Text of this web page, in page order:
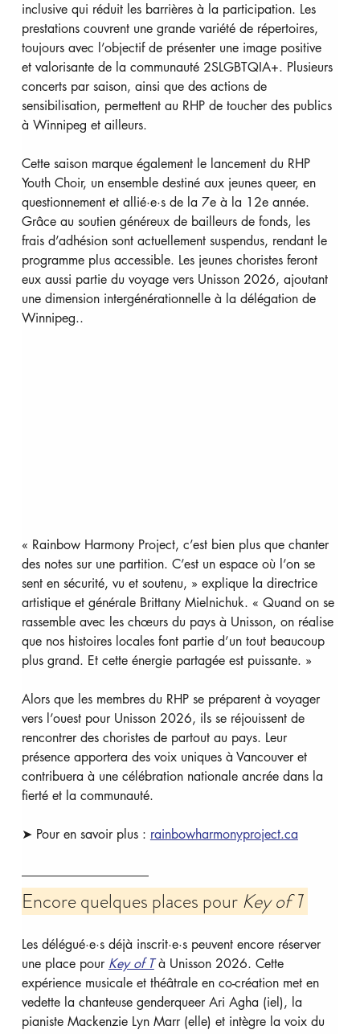
inclusive qui réduit les barrières à la participation. Les
prestations couvrent une grande variété de répertoires,
toujours avec l’objectif de présenter une image positive
et valorisante de la communauté 2SLGBTQIA+. Plusieurs
concerts par saison, ainsi que des actions de
sensibilisation, permettent au RHP de toucher des publics
à Winnipeg et ailleurs.
Cette saison marque également le lancement du RHP
Youth Choir, un ensemble destiné aux jeunes queer, en
questionnement et allié·e·s de la 7e à la 12e année.
Grâce au soutien généreux de bailleurs de fonds, les
frais d’adhésion sont actuellement suspendus, rendant le
programme plus accessible. Les jeunes choristes feront
eux aussi partie du voyage vers Unisson 2026, ajoutant
une dimension intergénérationnelle à la délégation de
Winnipeg..
« Rainbow Harmony Project, c’est bien plus que chanter
des notes sur une partition. C’est un espace où l’on se
sent en sécurité, vu et soutenu, » explique la directrice
artistique et générale Brittany Mielnichuk. « Quand on se
rassemble avec les chœurs du pays à Unisson, on réalise
que nos histoires locales font partie d’un tout beaucoup
plus grand. Et cette énergie partagée est puissante. »
Alors que les membres du RHP se préparent à voyager
vers l’ouest pour Unisson 2026, ils se réjouissent de
rencontrer des choristes de partout au pays. Leur
présence apportera des voix uniques à Vancouver et
contribuera à une célébration nationale ancrée dans la
fierté et la communauté.
➤ Pour en savoir plus : rainbowharmonyproject.ca
Encore quelques places pour Key of T
Les délégué·e·s déjà inscrit·e·s peuvent encore réserver
une place pour Key of T à Unisson 2026. Cette
expérience musicale et théâtrale en co-création met en
vedette la chanteuse genderqueer Ari Agha (iel), la
pianiste Mackenzie Lyn Marr (elle) et intègre la voix du